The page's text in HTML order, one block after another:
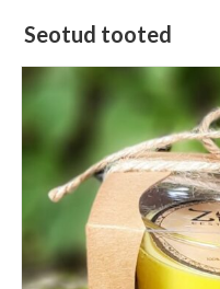
Seotud tooted